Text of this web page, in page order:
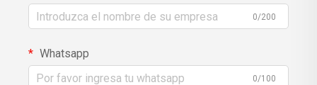
0/200
Whatsapp
0/100